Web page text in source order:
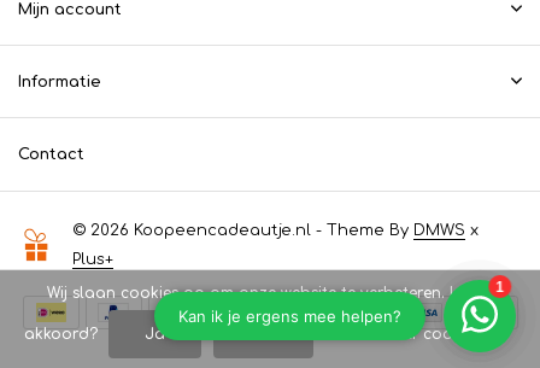
Mijn account
Informatie
Contact
© 2026 Koopeencadeautje.nl - Theme By DMWS x
Plus+
Wij slaan cookies op om onze website te verbeteren. Is dat
akkoord? Ja Meer over cookies »